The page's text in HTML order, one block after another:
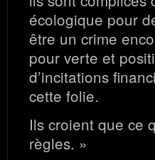
écologique pour
être un crime
pour verte et
d’incitations
cette folie.
Ils croient que ce
règles. »